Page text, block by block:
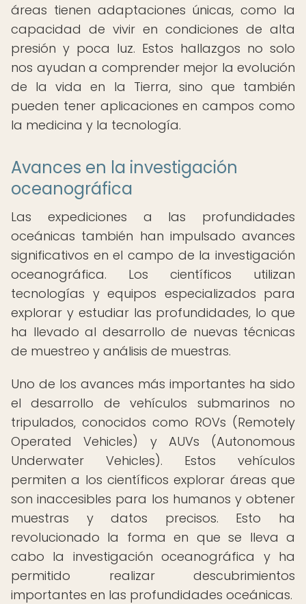
áreas tienen adaptaciones únicas, como la
capacidad de vivir en condiciones de alta
presión y poca luz. Estos hallazgos no solo
nos ayudan a comprender mejor la evolución
de la vida en la Tierra, sino que también
pueden tener aplicaciones en campos como
la medicina y la tecnología.
Avances en la investigación
oceanográfica
Las expediciones a las profundidades
oceánicas también han impulsado avances
significativos en el campo de la investigación
oceanográfica. Los científicos utilizan
tecnologías y equipos especializados para
explorar y estudiar las profundidades, lo que
ha llevado al desarrollo de nuevas técnicas
de muestreo y análisis de muestras.
Uno de los avances más importantes ha sido
el desarrollo de vehículos submarinos no
tripulados, conocidos como ROVs (Remotely
Operated Vehicles) y AUVs (Autonomous
Underwater Vehicles). Estos vehículos
permiten a los científicos explorar áreas que
son inaccesibles para los humanos y obtener
muestras y datos precisos. Esto ha
revolucionado la forma en que se lleva a
cabo la investigación oceanográfica y ha
permitido realizar descubrimientos
importantes en las profundidades oceánicas.